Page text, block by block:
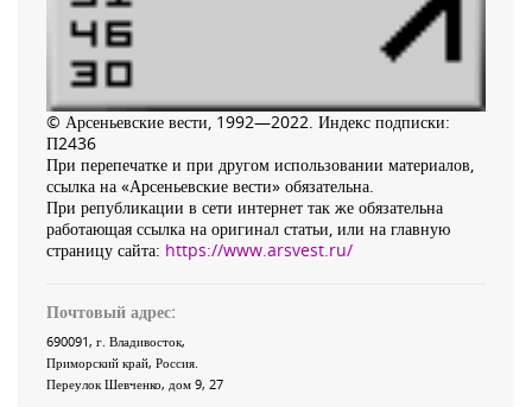
© Арсеньевские вести, 1992—2022. Индекс подписки:
П2436
При перепечатке и при другом использовании материалов,
ссылка на «Арсеньевские вести» обязательна.
При републикации в сети интернет так же обязательна
работающая ссылка на оригинал статьи, или на главную
страницу сайта: https://www.arsvest.ru/
Почтовый адрес:
690091, г. Владивосток,
Приморский край, Россия
Переулок Шевченко, дом 9, 27